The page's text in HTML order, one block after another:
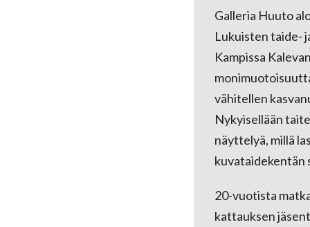
Galleria Huuto
Lukuisten taide-
Kampissa
vähitellen
Nykyisellään
näyttelyä, millä
kuvataidekentän
20-vuotista
kattauksen